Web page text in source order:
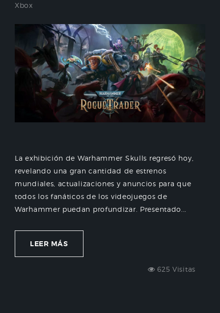
Xbox
La exhibición de Warhammer Skulls regresó hoy,
revelando una gran cantidad de estrenos
mundiales, actualizaciones y anuncios para que
todos los fanáticos de los videojuegos de
Warhammer puedan profundizar. Presentado...
LEER MÁS
625 Visitas